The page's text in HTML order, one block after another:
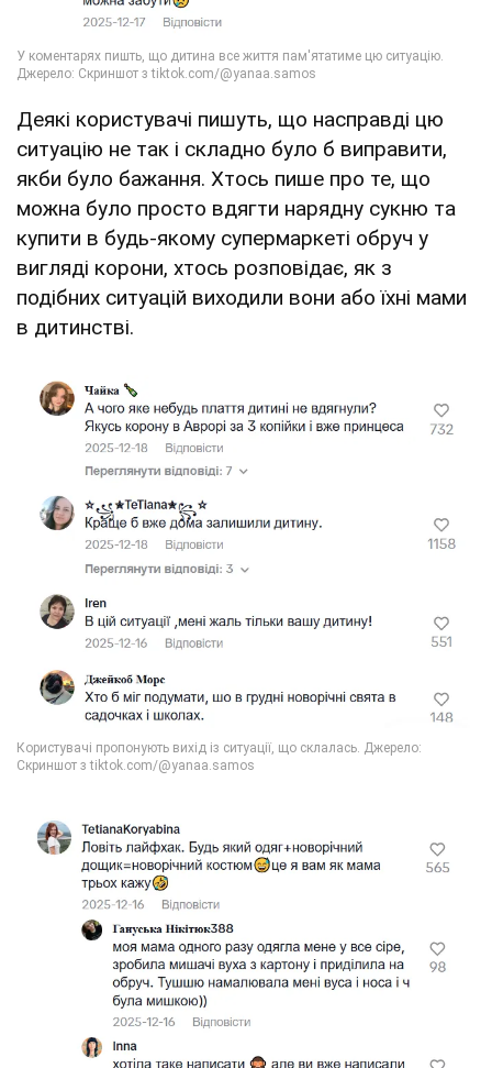
Деякі користувачі пишуть, що насправді цю
ситуацію не так і складно було б виправити,
якби було бажання. Хтось пише про те, що
можна було просто вдягти нарядну сукню та
купити в будь-якому супермаркеті обруч у
вигляді корони, хтось розповідає, як з
подібних ситуацій виходили вони або їхні мами
в дитинстві.